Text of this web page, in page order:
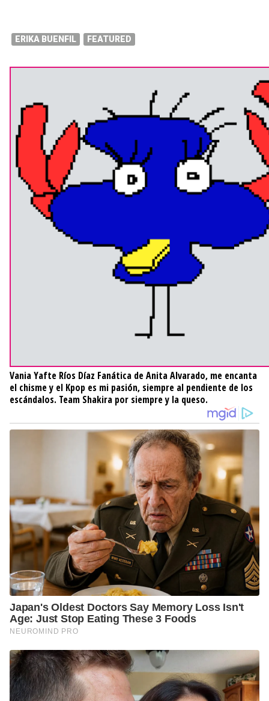
ERIKA BUENFIL FEATURED
Vania Yafte Ríos Díaz Fanática de Anita Alvarado, me encanta
el chisme y el Kpop es mi pasión, siempre al pendiente de los
escándalos. Team Shakira por siempre y la queso.